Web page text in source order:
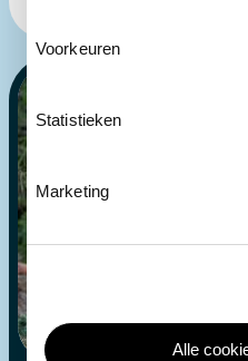
Voorkeuren
Statistieken
Marketing
Alle